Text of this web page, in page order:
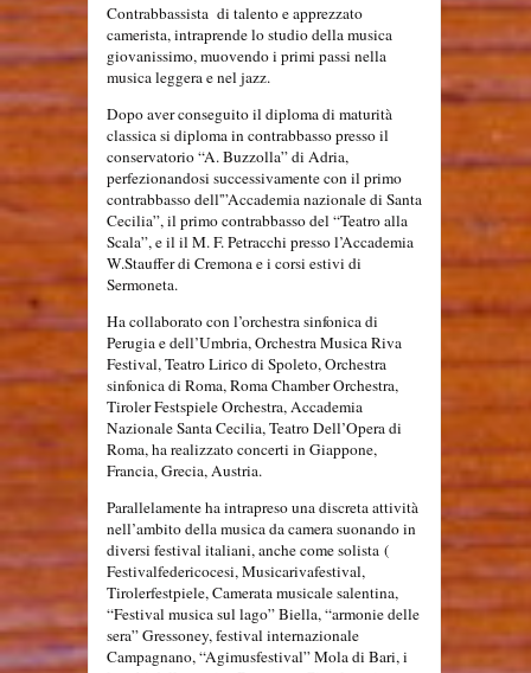
Contrabbassista di talento e apprezzato
camerista, intraprende lo studio della musica
giovanissimo, muovendo i primi passi nella
musica leggera e nel jazz.
Dopo aver conseguito il diploma di maturità
classica si diploma in contrabbasso presso il
conservatorio “A. Buzzolla” di Adria,
perfezionandosi successivamente con il primo
contrabbasso dell'”Accademia nazionale di Santa
Cecilia”, il primo contrabbasso del “Teatro alla
Scala”, e il il M. F. Petracchi presso l’Accademia
W.Stauffer di Cremona e i corsi estivi di
Sermoneta.
Ha collaborato con l’orchestra sinfonica di
Perugia e dell’Umbria, Orchestra Musica Riva
Festival, Teatro Lirico di Spoleto, Orchestra
sinfonica di Roma, Roma Chamber Orchestra,
Tiroler Festspiele Orchestra, Accademia
Nazionale Santa Cecilia, Teatro Dell’Opera di
Roma, ha realizzato concerti in Giappone,
Francia, Grecia, Austria.
Parallelamente ha intrapreso una discreta attività
nell’ambito della musica da camera suonando in
diversi festival italiani, anche come solista (
Festivalfedericocesi, Musicarivafestival,
Tirolerfestpiele, Camerata musicale salentina,
“Festival musica sul lago” Biella, “armonie delle
sera” Gressoney, festival internazionale
Campagnano, “Agimusfestival” Mola di Bari, i